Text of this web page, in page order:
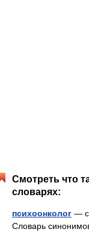
Смотреть что
словарях:
психоонколог —
Словарь